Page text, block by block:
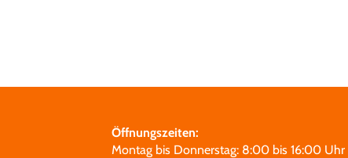
Öffnungszeiten:
Montag bis Donnerstag: 8:00 bis 16:00 Uhr